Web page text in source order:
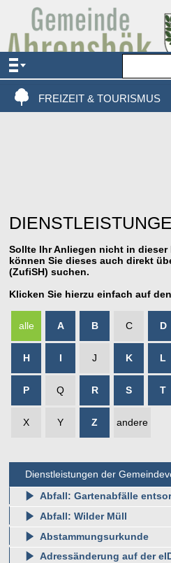
AKTUELLES & SERVICE
VERWALTUNG & POLITIK
FREIZEIT & TOURISMUS
Sollte Ihr Anliegen nicht in
können Sie dieses auch direkt
(ZufiSH) suchen.
Klicken Sie hierzu einfach auf
alle A B C D
H I J K L
P Q R S T
X Y Z andere
Dienstleistungen der
Abfall: Gartenabfälle
Abfall: Wilder Müll
Abstammungsurkunde
Adressänderung auf der